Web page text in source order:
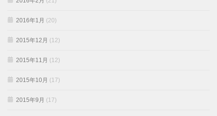
2016年1月 (20)
2015年12月 (12)
2015年11月 (12)
2015年10月 (17)
2015年9月 (17)